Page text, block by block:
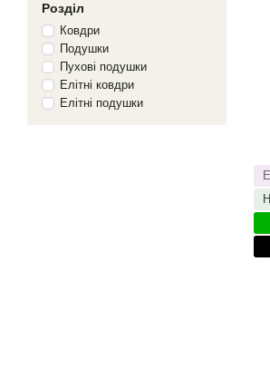
Розділ
Ковдри
Подушки
Пухові подушки
Елітні ковдри
Елітні подушки